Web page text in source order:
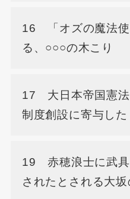
16 「オズの魔法使
る、○○○の木こり
17 大日本帝国憲法
制度創設に寄与し
19 赤穂浪士に武具
されたとされる大坂